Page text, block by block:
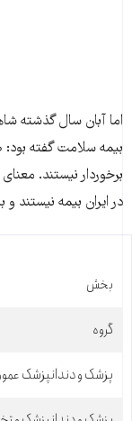
اما آبان سال گذشته
در ایران بیمه نیستند و
بخش
گروه
پزشک و دندانپزشک